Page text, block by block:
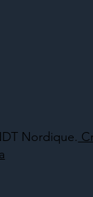
Nordique.